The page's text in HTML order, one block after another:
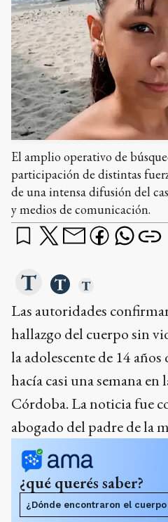
El amplio operativo de
participación de distintas
de una intensa difusión del
y medios de comunicación.
Las autoridades
hallazgo del cuerpo sin
la adolescente de 14 años
hacía casi una semana
Córdoba. La noticia fue
abogado del padre de la
¿qué querés saber?
¿Dónde encontraron el